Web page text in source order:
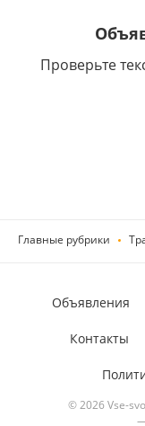
Проверьте
Главные рубрики
© 2026 Vse-
Объявления
Контакты